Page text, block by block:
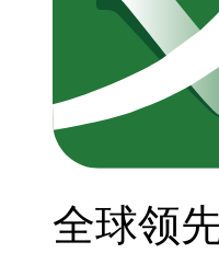
全球领